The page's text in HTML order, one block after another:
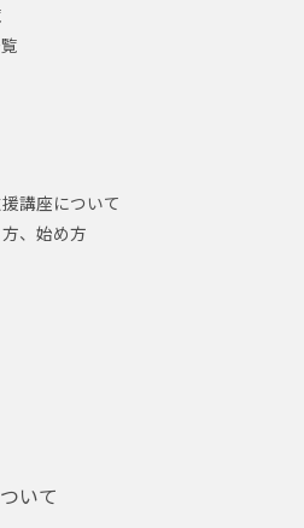
講座について
、始め方
いて